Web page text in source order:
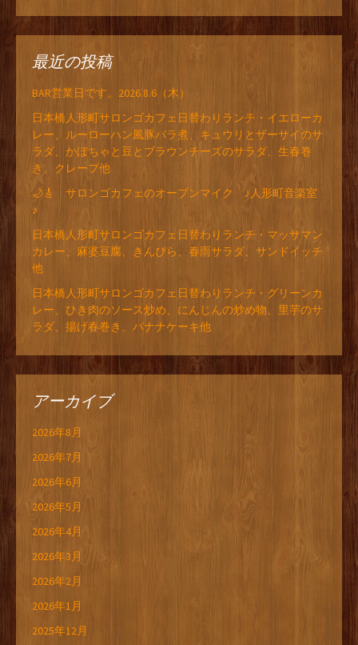
最近の投稿
BAR営業日です。2026.8.6（木）
日本橋人形町サロンゴカフェ日替わりランチ・イエローカ
レー、ルーローハン風豚バラ煮、キュウリとザーサイのサ
ラダ、かぼちゃと豆とブラウンチーズのサラダ、生春巻
き、クレープ他
🌙🎸 サロンゴカフェのオープンマイク ♪人形町音楽室
♪
日本橋人形町サロンゴカフェ日替わりランチ・マッサマン
カレー、麻婆豆腐、きんぴら、春雨サラダ、サンドイッチ
他
日本橋人形町サロンゴカフェ日替わりランチ・グリーンカ
レー、ひき肉のソース炒め、にんじんの炒め物、里芋のサ
ラダ、揚げ春巻き、バナナケーキ他
アーカイブ
2026年8月
2026年7月
2026年6月
2026年5月
2026年4月
2026年3月
2026年2月
2026年1月
2025年12月